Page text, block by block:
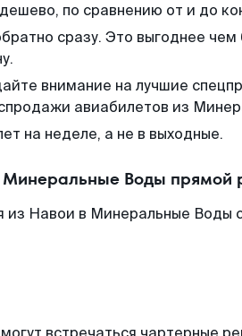
по сравнению от и до
сразу. Это выгоднее
внимание на лучшие
авиабилетов из
на неделе, а не в выходные.
Воды прямой
Навои в Минеральные Воды